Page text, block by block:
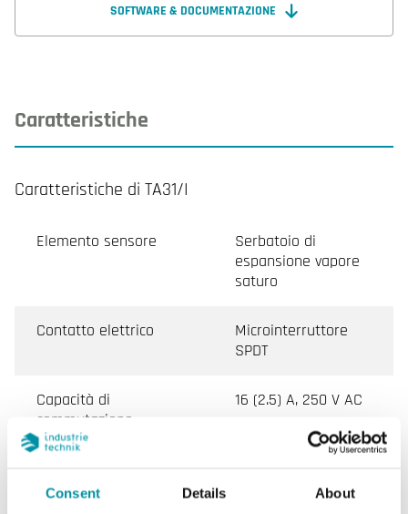
Consent Details About
SOFTWARE & DOCUMENTAZIONE
Caratteristiche
Caratteristiche di TA31/I
Elemento sensore
Serbatoio di
espansione vapore
saturo
Contatto elettrico
Microinterruttore
SPDT
Capacità di
commutazione
16 (2.5) A, 250 V AC
intervallo di